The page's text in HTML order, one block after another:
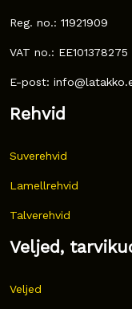
Reg. no.: 11921909
VAT no.: EE101378275
E-post:
Rehvid
Suverehvid
Lamellrehvid
Talverehvid
Veljed,
Veljed